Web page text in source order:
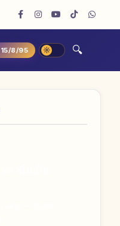
15/8/95